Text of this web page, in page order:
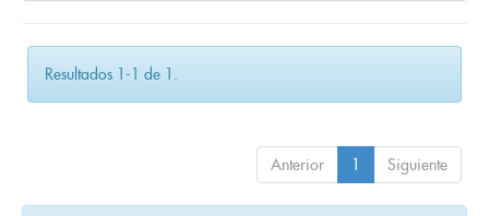
Resultados 1-1 de 1.
Anterior 1 Siguiente